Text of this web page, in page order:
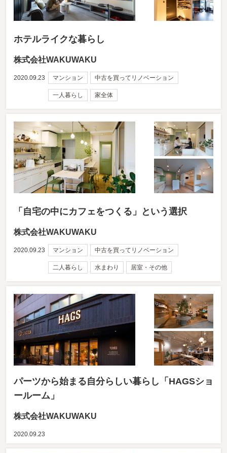
ホテルライクな暮らし
株式会社WAKUWAKU
2020.09.23 マンション 中古を買ってリノベーション
一人暮らし 家全体
「自宅の中にカフェをつくる」という選択
株式会社WAKUWAKU
2020.09.23 マンション 中古を買ってリノベーション
二人暮らし 水まわり 居室・その他
パーツから始まる自分らしい暮らし「HAGSショ
ールーム」
株式会社WAKUWAKU
2020.09.23